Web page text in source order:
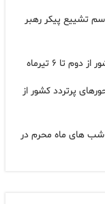
تشییع پیکر رهبر
تا ۶ تیرماه
پرتردد کشور از
شب های ‌ماه محرم در